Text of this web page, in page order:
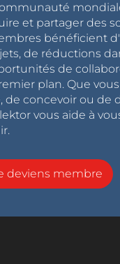
et partager des
bénéficient
de réductions
de
plan. Que
de concevoir ou de
vous aide à
deviens membre